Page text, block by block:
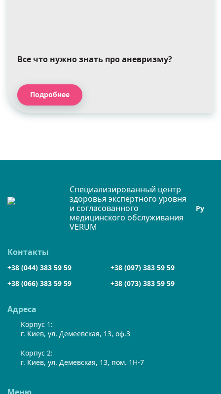
Все что нужно знать про аневризму?
Подробнее
Специализированный центр
здоровья экспертного уровня
и согласованного
медицинского обслуживания
VERUM
Ру
Адреса
Корпус 1:
г. Киев, ул. Демеевская, 13, оф.3
Корпус 2:
г. Киев, ул. Демевская, 13, пом. 1Н-7
Контакты
+38 (044) 383 59 59
+38 (097) 383 59 59
+38 (066) 383 59 59
+38 (073) 383 59 59